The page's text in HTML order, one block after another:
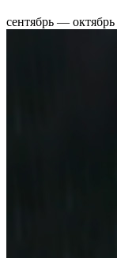
сентябрь — октябрь